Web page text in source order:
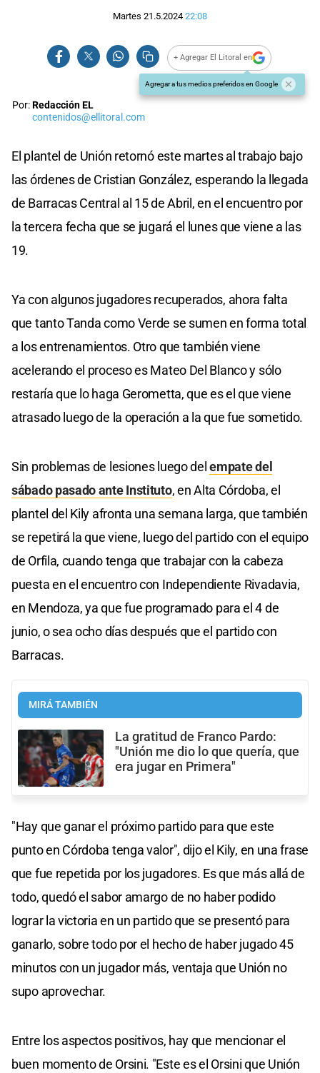
Martes 21.5.2024 22:08
+ Agregar El Litoral en
Agregar a tus medios preferidos en Google
Por:Redacción EL
contenidos@ellitoral.com
El plantel de Unión retornó este martes al trabajo bajo
las órdenes de Cristian González, esperando la llegada
de Barracas Central al 15 de Abril, en el encuentro por
la tercera fecha que se jugará el lunes que viene a las
19.
Ya con algunos jugadores recuperados, ahora falta
que tanto Tanda como Verde se sumen en forma total
a los entrenamientos. Otro que también viene
acelerando el proceso es Mateo Del Blanco y sólo
restaría que lo haga Gerometta, que es el que viene
atrasado luego de la operación a la que fue sometido.
Sin problemas de lesiones luego delempate del
sábado pasado ante Instituto, en Alta Córdoba, el
plantel del Kily afronta una semana larga, que también
se repetirá la que viene, luego del partido con el equipo
de Orfila, cuando tenga que trabajar con la cabeza
puesta en el encuentro con Independiente Rivadavia,
en Mendoza, ya que fue programado para el 4 de
junio, o sea ocho días después que el partido con
Barracas.
MIRÁ TAMBIÉN
La gratitud de Franco Pardo:
"Unión me dio lo que quería, que
era jugar en Primera"
"Hay que ganar el próximo partido para que este
punto en Córdoba tenga valor", dijo el Kily, en una frase
que fue repetida por los jugadores. Es que más allá de
todo, quedó el sabor amargo de no haber podido
lograr la victoria en un partido que se presentó para
ganarlo, sobre todo por el hecho de haber jugado 45
minutos con un jugador más, ventaja que Unión no
supo aprovechar.
Entre los aspectos positivos, hay que mencionar el
buen momento de Orsini. "Este es el Orsini que Unión